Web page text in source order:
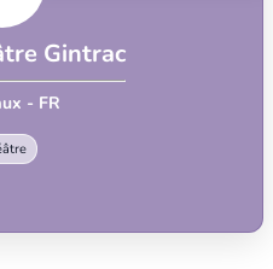
Gintrac
- FR